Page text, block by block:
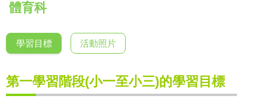
體育科
學習目標 活動照片
第一學習階段(小一至小三)的學習目標